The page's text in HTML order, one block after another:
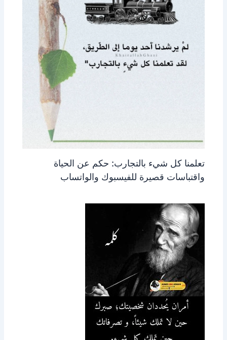
تعلمنا كل شيء بالتجارب: حكم عن الحياة
واقتباسات قصيرة للفيسبوك والواتساب